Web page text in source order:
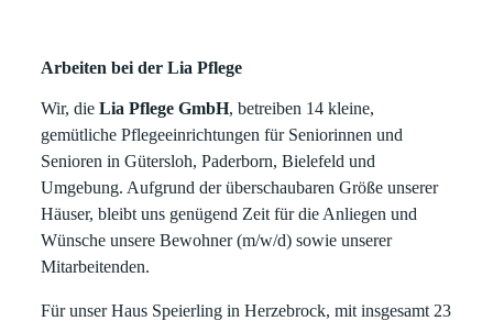
Arbeiten bei der Lia Pflege
Wir, dieLia Pflege GmbH, betreiben 14 kleine,
gemütliche Pflegeeinrichtungen für Seniorinnen und
Senioren in Gütersloh, Paderborn, Bielefeld und
Umgebung. Aufgrund der überschaubaren Größe unserer
Häuser, bleibt uns genügend Zeit für die Anliegen und
Wünsche unsere Bewohner (m/w/d) sowie unserer
Mitarbeitenden.
Für unser Haus Speierling in Herzebrock, mit insgesamt 23